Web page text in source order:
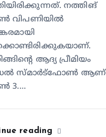
നത്തിങ്
വിപണിയിൽ
ആദ്യ പ്രീമിയം
സ്മാർട്‌ഫോൺ ആണ്
3.…
reading